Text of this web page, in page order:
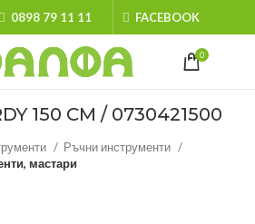
0898 79 11 11 FACEBOOK
0
150 СМ / 0730421500
Ръчни инструменти
мастари